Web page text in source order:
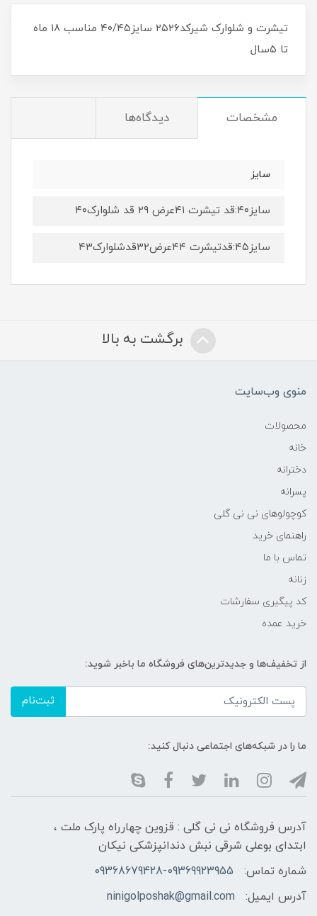
تیشرت و شلوارک شیرکد۲۵۲۶ سایز۴۰/۴۵ مناسب ۱۸ ماه
تا ۵سال
مشخصات دیدگاه‌ها
سایز
سایز۴۰:قد تیشرت ۴۱عرض ۲۹ قد شلوارک۴۰
سایز۴۵:قدتیشرت ۴۴عرض۳۲قدشلوارک۴۳
برگشت به بالا
منوی وب‌سایت
محصولات
خانه
دخترانه
پسرانه
کوچولوهای نی نی گلی
راهنمای خرید
تماس با ما
زنانه
کد پیگیری سفارشات
خرید عمده
از تخفیف‌ها و جدیدترین‌های فروشگاه ما باخبر شوید:
ثبت‌نام
ما را در شبکه‌های اجتماعی دنبال کنید:
آدرس فروشگاه نی نی گلی : قزوین چهارراه پارک ملت ،
ابتدای بوعلی شرقی نبش دندانپزشکی نیکان
شماره تماس:
09368679428-09369923955
آدرس ایمیل:
ninigolposhak@gmail.com